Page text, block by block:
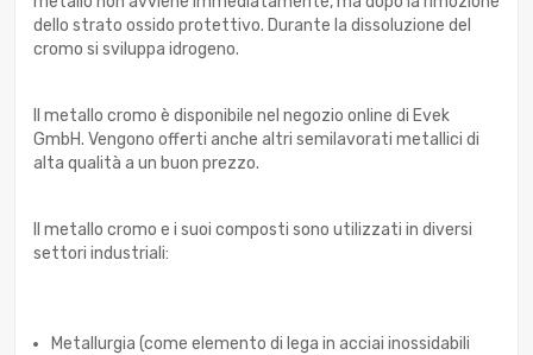
dello strato ossido protettivo. Durante la dissoluzione del
cromo si sviluppa idrogeno.
Il metallo cromo è disponibile nel negozio online di Evek
GmbH. Vengono offerti anche altri semilavorati metallici di
alta qualità a un buon prezzo.
Il metallo cromo e i suoi composti sono utilizzati in diversi
settori industriali:
Metallurgia (come elemento di lega in acciai inossidabili